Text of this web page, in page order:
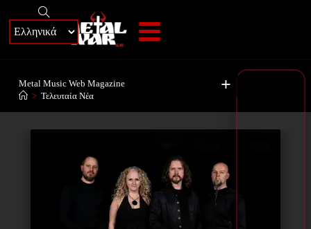
+
Metal Music Web Magazine
> Τελευταία Νέα